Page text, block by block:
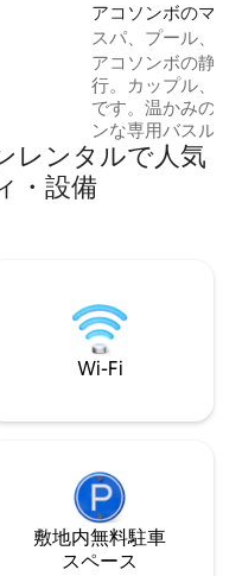
グをご
アコソンボのマン
パート
スパ、プール、ボ
泊先。
アコソンボの静か
行。カップル、フ
です。温かみのあ
ンな専用バスルー
クセスを備えた、
みください。プー
り、敷地内のレス
まる貸し切りでご
大10名様まで。空
休暇、お祝い、静
ごすのに最適です
レンタルで人気
・設備
Wi-Fi
敷地内無料駐⁠車
ス⁠ペ⁠ー⁠ス